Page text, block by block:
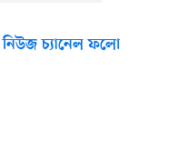
চ্যানেল ফলো